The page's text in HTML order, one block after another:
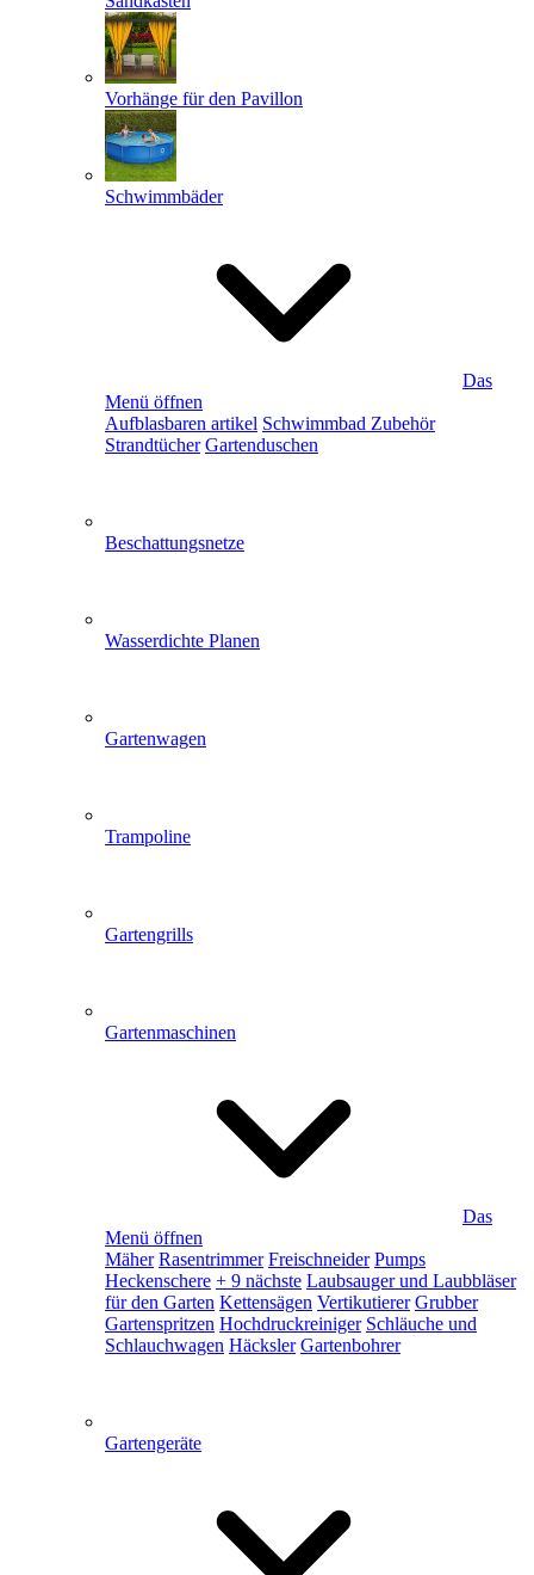
Vorhänge für den Pavillon
Schwimmbäder
Das
Menü öffnen
Aufblasbaren artikel Schwimmbad Zubehör
Strandtücher Gartenduschen
Beschattungsnetze
Wasserdichte Planen
Gartenwagen
Trampoline
Gartengrills
Gartenmaschinen
Das
Menü öffnen
Mäher Rasentrimmer Freischneider Pumps
Heckenschere + 9 nächste Laubsauger und Laubbläser
für den Garten Kettensägen Vertikutierer Grubber
Gartenspritzen Hochdruckreiniger Schläuche und
Schlauchwagen Häcksler Gartenbohrer
Gartengeräte